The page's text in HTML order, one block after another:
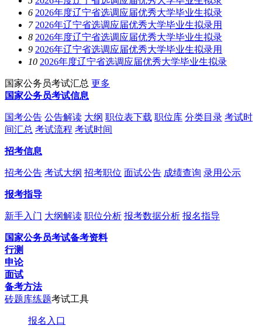
6 2026年度辽宁省选调应届优秀大学毕业生拟录
7 2026年辽宁省选调应届优秀大学毕业生拟录用
8 2026年度辽宁省选调应届优秀大学毕业生拟录
9 2026年辽宁省选调应届优秀大学毕业生拟录用
10 2026年度辽宁省选调应届优秀大学毕业生拟录
国家公务员考试汇总 更多
国家公务员考试信息
国考公告 公告解读 大纲 职位表下载 职位库 分类目录 考试时
间汇总 考试流程 考试时间
招考信息
招考公告 考试大纲 招考职位 面试公告 成绩查询 录用公示
报考指导
新手入门 大纲解读 职位分析 报考数据分析 报名指导
国家公务员考试备考资料
行测
申论
面试
备考方法
砖题库练题考试工具
报名入口